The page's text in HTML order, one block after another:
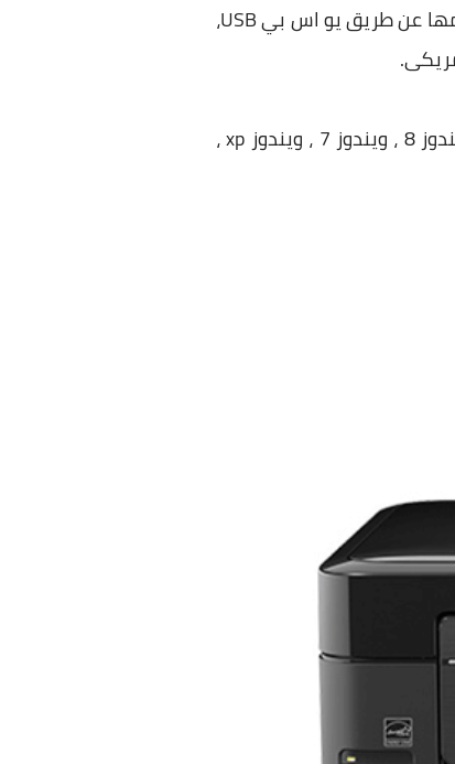
التصوير.وهي ذكرنا فهى طابعة متعددة الوظائف للطباعة وللنسخ والمسح الضوئي ويمكنك استخدامها عن طريق يو اس بي USB،
وتتوافق طابعة ديسك جت HP Deskjet 3630 مع أنظمة التشغيل الآتية : ويندوز 10 ، ويندوز 8.1 ، ويندوز 8 ، ويندوز 7 ، ويندوز xp ،